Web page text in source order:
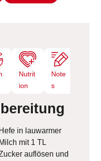
Nutrit
ion
Note
s
Hefe in lauwarmer
Milch mit 1 TL
auflösen und